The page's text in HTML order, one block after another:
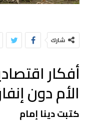
شارك
أفكار
الأم دون
كتبت دينا إمام